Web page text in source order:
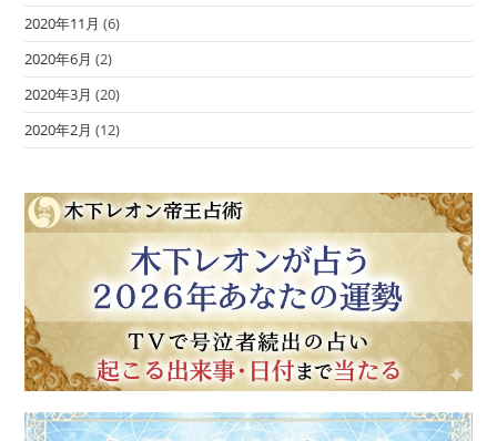
2020年11月 (6)
2020年6月 (2)
2020年3月 (20)
2020年2月 (12)